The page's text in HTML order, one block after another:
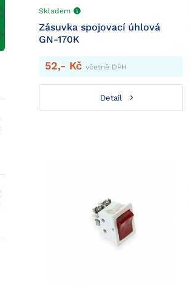
Skladem
Zásuvka spojovací úhlová
GN-170K
52,- Kčvčetně DPH
Detail